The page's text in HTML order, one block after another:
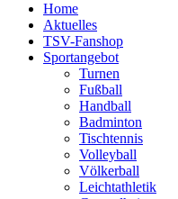
Home
Aktuelles
TSV-Fanshop
Sportangebot
Turnen
Fußball
Handball
Badminton
Tischtennis
Volleyball
Völkerball
Leichtathletik